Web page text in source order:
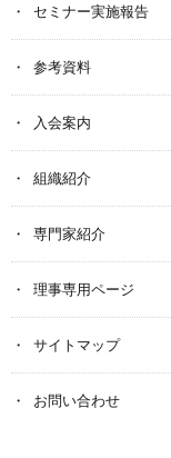
セミナー実施報告
参考資料
入会案内
組織紹介
専門家紹介
理事専用ページ
サイトマップ
お問い合わせ